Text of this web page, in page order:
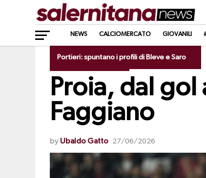
NEWS CALCIOMERCATO GIOVANILI
Proia, dal gol
Faggiano
by Ubaldo Gatto 27/06/2026
Portieri: spuntano i profili di Bleve e Saro